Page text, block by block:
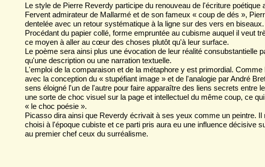
Le style de Pierre Reverdy participe du renouveau de l'écriture poétique
Fervent admirateur de Mallarmé et de son fameux « coup de dés »,
dentelée avec un retour systématique à la ligne sur des vers en biseaux.
Procédant du papier collé, forme empruntée au cubisme auquel il veut
ce moyen à aller au cœur des choses plutôt qu'à leur surface.
Le poème sera ainsi plus une évocation de leur réalité consubstantielle
qu'une description ou une narration textuelle.
L'emploi de la comparaison et de la métaphore y est primordial.
avec la conception du « stupéfiant image » et de l'analogie par André
sens éloigné l'un de l'autre pour faire apparaître des liens secrets entre
une sorte de choc visuel sur la page et intellectuel du même coup, ce
« le choc poésie ».
Picasso dira ainsi que Reverdy écrivait à ses yeux comme un peintre.
choisi à l'époque cubiste et ce parti pris aura eu une influence décisive
au premier chef ceux du surréalisme.